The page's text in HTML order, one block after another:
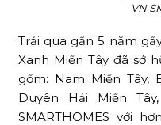
VN
Trải qua gần 5 năm
Xanh Miền Tây đã sở
gồm: Nam Miền Tây,
Duyên Hải Miền
SMARTHOMES với